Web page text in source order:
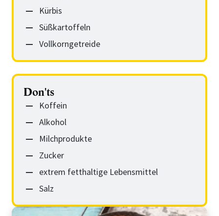
Kürbis
Süßkartoffeln
Vollkorngetreide
Don'ts
Koffein
Alkohol
Milchprodukte
Zucker
extrem fetthaltige Lebensmittel
Salz